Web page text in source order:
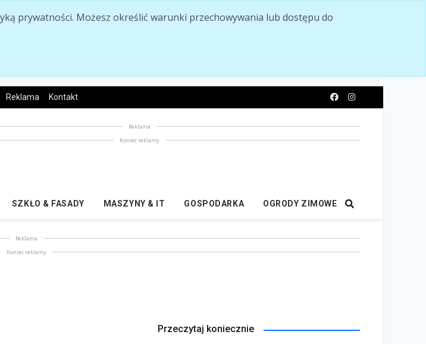
prywatności. Możesz określić warunki przechowywania lub dostępu do
Reklama Kontakt
Reklama
Koniec reklamy
SZKŁO & FASADY MASZYNY & IT GOSPODARKA OGRODY ZIMOWE
Reklama
Koniec reklamy
Przeczytaj koniecznie